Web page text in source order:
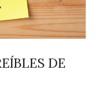
DE